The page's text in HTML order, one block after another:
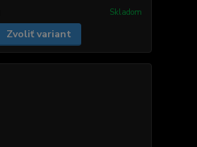
Skladom
Zvoliť variant